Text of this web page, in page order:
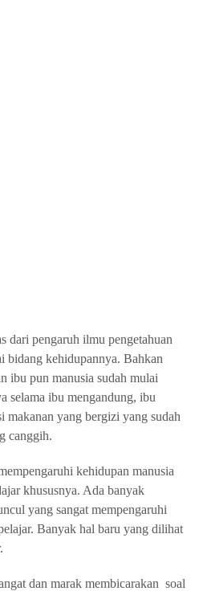
dari pengaruh ilmu pengetahuan
bidang kehidupannya. Bahkan
ibu pun manusia sudah mulai
selama ibu mengandung, ibu
makanan yang bergizi yang sudah
canggih.
kehidupan manusia
khususnya. Ada banyak
yang sangat mempengaruhi
Banyak hal baru yang dilihat
dan marak membicarakan soal